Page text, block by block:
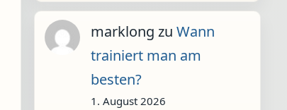
marklong zu Wann
trainiert man am
besten?
1. August 2026